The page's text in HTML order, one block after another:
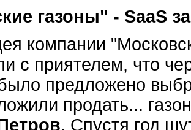
газоны" - SaaS
компании
с приятелем, что
предложено
продать...
. Спустя год